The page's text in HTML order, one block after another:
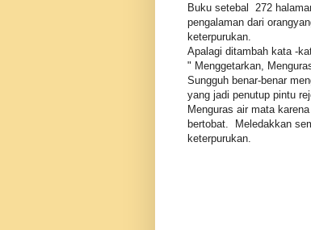
Buku setebal 272
pengalaman dari
keterpurukan.
Apalagi ditambah kata -
" Menggetarkan,
Sungguh benar-benar
yang jadi penutup pintu
Menguras air mata
bertobat. Meledakkan
keterpurukan.